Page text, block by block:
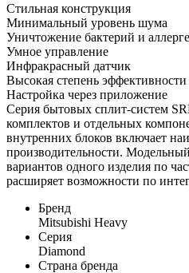
Стильная конструкция
Минимальный уровень шума
Уничтожение бактерий и
Умное управление
Инфракрасный датчик
Высокая степень эффективности
Настройка через приложение
Серия бытовых сплит-систем
комплектов и отдельных
внутренних блоков включает
производительности.
вариантов одного изделия по
расширяет возможности по
Бренд
Mitsubishi Heavy
Серия
Diamond
Страна бренда